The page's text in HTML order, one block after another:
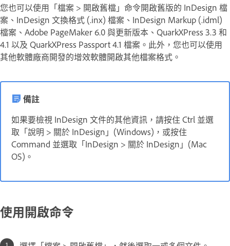
您也可以使用「檔案 > 開啟舊檔」命令開啟舊版的 InDesign 檔
案、InDesign 文換格式 (.inx) 檔案、InDesign Markup (.idml)
檔案、Adobe PageMaker 6.0 與更新版本、QuarkXPress 3.3 和
4.1 以及 QuarkXPress Passport 4.1 檔案。此外，您也可以使用
其他軟體廠商開發的增效軟體開啟其他檔案格式。
備註
如果要檢視 InDesign 文件的其他資訊，請按住 Ctrl 並選
取「說明 > 關於 InDesign」(Windows)，或按住
Command 並選取「InDesign > 關於 InDesign」(Mac
OS)。
使用開啟命令